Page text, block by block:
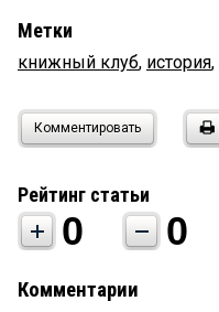
Метки
книжный клуб, история,
Комментировать
Рейтинг статьи
0 0
Комментарии